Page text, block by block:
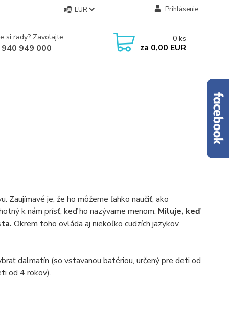
EUR Prihlásenie
si rady? Zavolajte.
949 000
0 ks
za 0,00 EUR
Zaujímavé je, že ho môžeme ľahko naučiť, ako
k nám prísť, keď ho nazývame menom. Miluje, keď
Okrem toho ovláda aj niekoľko cudzích jazykov
dalmatín (so vstavanou batériou, určený pre deti od
od 4 rokov).